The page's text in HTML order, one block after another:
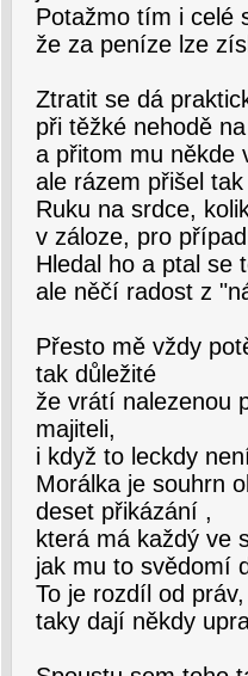
Potažmo tím i celé
že za peníze lze
Ztratit se dá
při těžké nehodě
a přitom mu někde
ale rázem přišel
Ruku na srdce,
v záloze, pro
Hledal ho a ptal se
ale něčí radost z
Přesto mě vždy
tak důležité
že vrátí nalezenou
majiteli,
i když to leckdy
Morálka je souhrn
deset přikázání ,
která má každý ve
jak mu to svědomí
To je rozdíl od
taky dají někdy